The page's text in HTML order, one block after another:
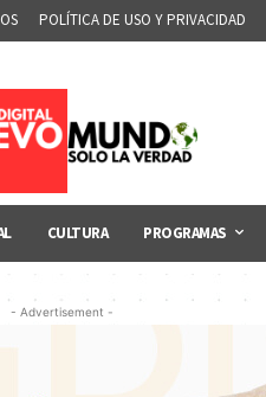
POLÍTICA DE USO Y PRIVACIDAD
CULTURA PROGRAMAS
- Advertisement -